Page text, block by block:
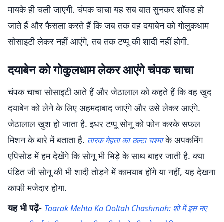
मायके ही चली जाएगी. चंपक चाचा यह सब बात सुनकर शॉक्ड हो
जाते हैं और फैसला करते हैं कि जब तक वह दयाबेन को गोलुकधाम
सोसाइटी लेकर नहीं आएंगे, तब तक टप्पू की शादी नहीं होगी.
दयाबेन को गोकुलधाम लेकर आएंगे चंपक चाचा
चंपक चाचा सोसाइटी आते हैं और जेठालाल को कहते हैं कि वह खुद
दयाबेन को लेने के लिए अहमदाबाद जाएंगे और उसे लेकर आएंगे.
जेठालाल खुश हो जाता है. इधर टप्पू सोनू को फोन करके सफल
मिशन के बारे में बताता है. तारक मेहता का उल्टा चश्माके अपकमिंग
एपिसोड में हम देखेंगे कि सोनू भी भिड़े के साथ बाहर जाती है. क्या
पंडित जी सोनू की भी शादी तोड़ने में कामयाब होंगे या नहीं, यह देखना
काफी मजेदार होगा.
यह भी पढ़ें- Taarak Mehta Ka Ooltah Chashmah: शो में इस नए